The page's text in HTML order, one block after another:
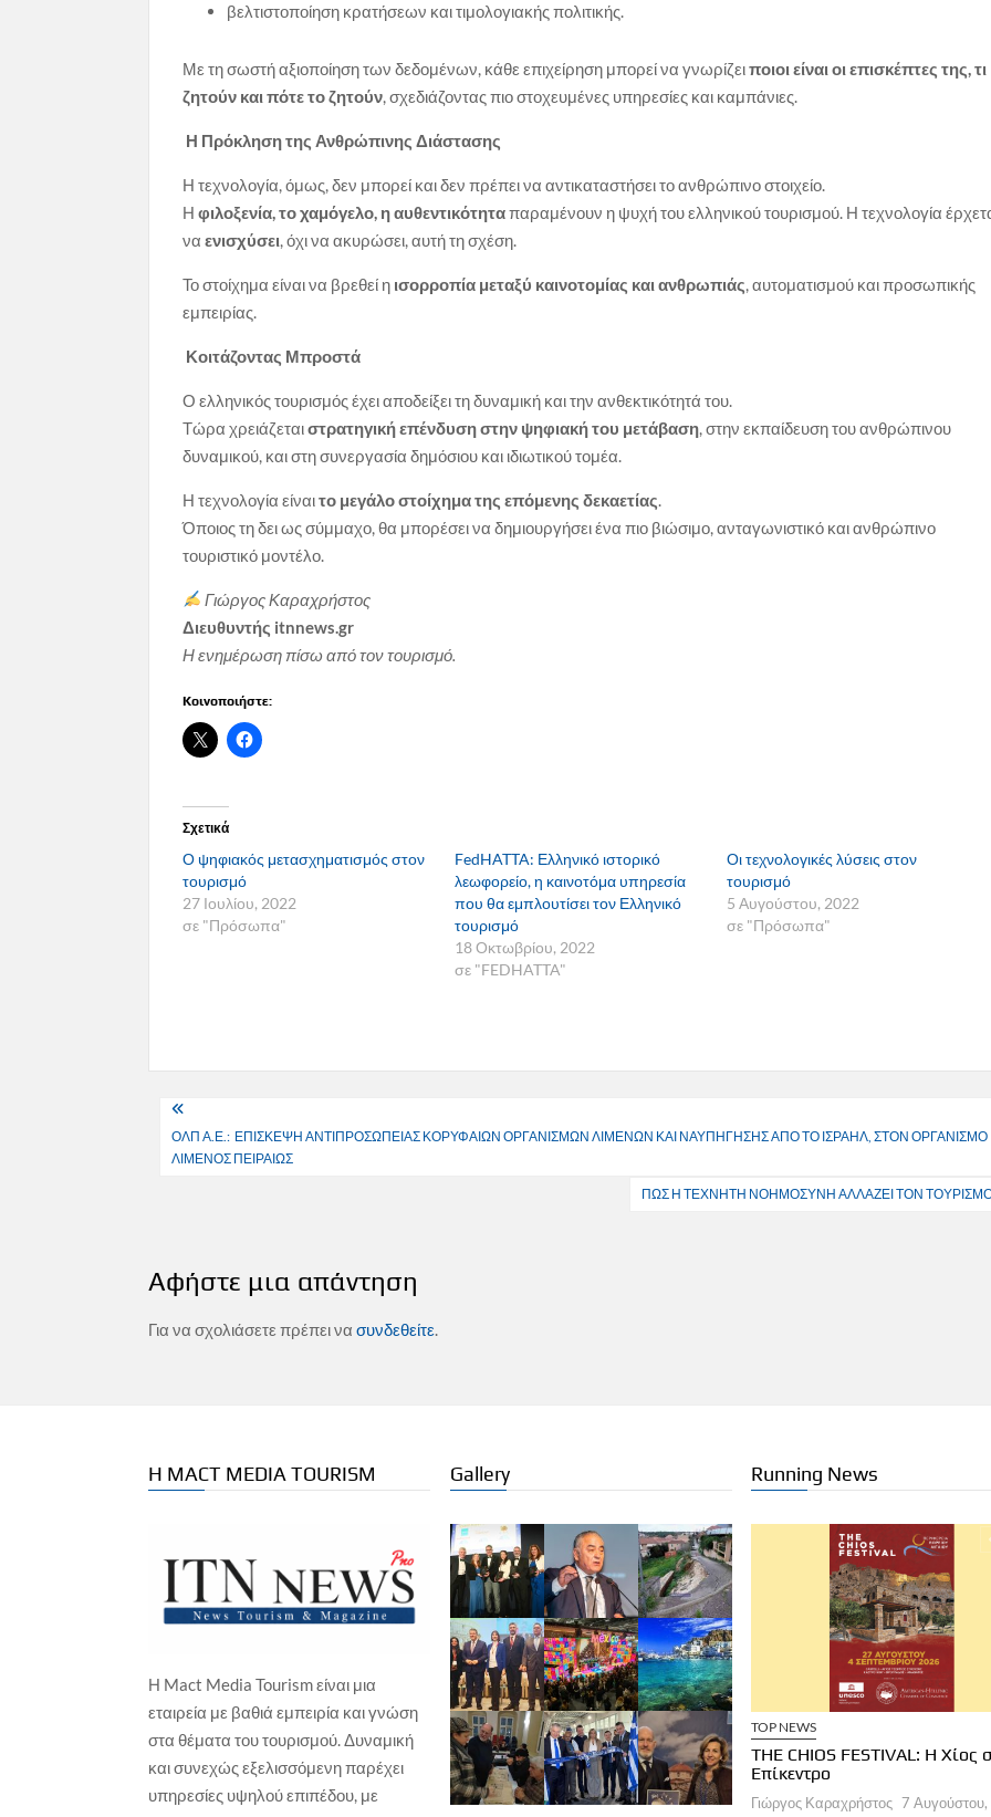
βελτιστοποίηση κρατήσεων και τιμολογιακής πολιτικής.
Με τη σωστή αξιοποίηση των δεδομένων, κάθε επιχείρηση μπορεί να γνωρίζειποιοι είναι οι επισκέπτες της, τι
ζητούν και πότε το ζητούν, σχεδιάζοντας πιο στοχευμένες υπηρεσίες και καμπάνιες.
Η Πρόκληση της Ανθρώπινης Διάστασης
Η τεχνολογία, όμως, δεν μπορεί και δεν πρέπει να αντικαταστήσει το ανθρώπινο στοιχείο.
Ηφιλοξενία, το χαμόγελο, η αυθεντικότηταπαραμένουν η ψυχή του ελληνικού τουρισμού. Η τεχνολογία
ναενισχύσει, όχι να ακυρώσει, αυτή τη σχέση.
Το στοίχημα είναι να βρεθεί η ισορροπία μεταξύ καινοτομίας και ανθρωπιάς, αυτοματισμού και προσωπικής
εμπειρίας.
Κοιτάζοντας Μπροστά
Ο ελληνικός τουρισμός έχει αποδείξει τη δυναμική και την ανθεκτικότητά του.
Τώρα χρειάζεταιστρατηγική επένδυση στην ψηφιακή του μετάβαση, στην εκπαίδευση του ανθρώπινου
δυναμικού, και στη συνεργασία δημόσιου και ιδιωτικού τομέα.
Η τεχνολογία είναιτο μεγάλο στοίχημα της επόμενης δεκαετίας.
Όποιος τη δει ως σύμμαχο, θα μπορέσει να δημιουργήσει ένα πιο βιώσιμο, ανταγωνιστικό και ανθρώπινο
τουριστικό μοντέλο.
Γιώργος Καραχρήστος
Διευθυντής itnnews.gr
Η ενημέρωση πίσω από τον τουρισμό.
Κοινοποιήστε:
Σχετικά
Ο ψηφιακός μετασχηματισμός στον
τουρισμό
27 Ιουλίου, 2022
σε "Πρόσωπα"
FedHATTA: Ελληνικό ιστορικό
λεωφορείο, η καινοτόμα υπηρεσία
που θα εμπλουτίσει τον Ελληνικό
τουρισμό
18 Οκτωβρίου, 2022
σε "FEDHATTA"
Οι τεχνολογικές λύσεις στον
τουρισμό
5 Αυγούστου, 2022
σε "Πρόσωπα"
Πλοήγηση
άρθρων
ΟΛΠ Α.Ε.: ΕΠΙΣΚΕΨΗ ΑΝΤΙΠΡΟΣΩΠΕΙΑΣ ΚΟΡΥΦΑΙΩΝ ΟΡΓΑΝΙΣΜΩΝ ΛΙΜΕΝΩΝ ΚΑΙ ΝΑΥΠΗΓΗΣΗΣ ΑΠΟ ΤΟ ΙΣΡΑΗΛ, ΣΤΟΝ ΟΡΓΑΝΙΣΜΟ
ΛΙΜΕΝΟΣ ΠΕΙΡΑΙΩΣ
ΠΩΣ Η ΤΕΧΝΗΤΗ ΝΟΗΜΟΣΥΝΗ ΑΛΛΑΖΕΙ ΤΟΝ
Αφήστε μια απάντηση
Για να σχολιάσετε πρέπει νασυνδεθείτε.
Η MACT MEDIA TOURISM
Η Mact Media Tourism είναι μια
εταιρεία με βαθιά εμπειρία και γνώση
στα θέματα του τουρισμού. Δυναμική
και συνεχώς εξελισσόμενη παρέχει
υπηρεσίες υψηλού επιπέδου, με
Gallery Running News
ΕΠΙΧΕΙΡΗΣΕΙΣ ΞΕΝΟΔΟΧΕΙΑ
Wyndham Hotels & Resorts – Νέο
TRYP by Wyndham στη Χάγη, σε
ιστορικό παραθαλάσσιο
ξενοδοχείο
ΕΠΙΧΕΙΡΗΣΕΙΣ ΞΕΝΟΔΟΧΕΙΑ
Isla Brown Corinthia: Αποδράσεις &
Γαστρονομία
Γιώργος Καραχρήστος 7 Αυγούστου, 2026
TOP NEWS
THE CHIOS FESTIVAL: Η Χίος
Επίκεντρο
Γιώργος Καραχρήστος 7